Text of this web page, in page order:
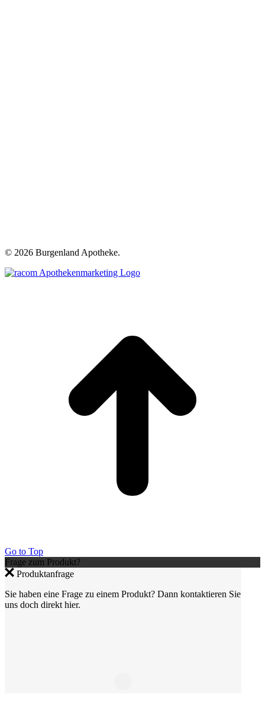
© 2026 Burgenland Apotheke.
Go to Top
Frage zum Produkt?
Produktanfrage
Sie haben eine Frage zu einem Produkt? Dann kontaktieren Sie
uns doch direkt hier.